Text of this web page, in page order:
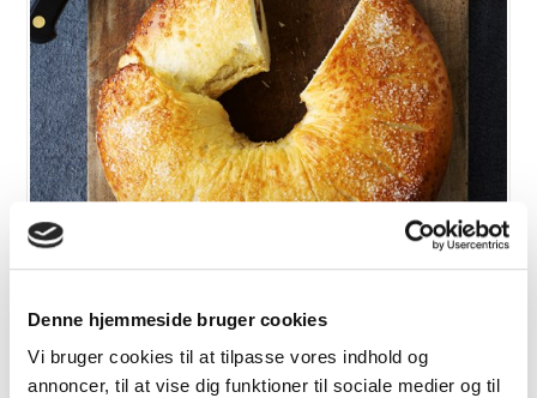
Denne hjemmeside bruger cookies
Vi bruger cookies til at tilpasse vores indhold og
annoncer, til at vise dig funktioner til sociale medier og til
Kanelbrød i krans